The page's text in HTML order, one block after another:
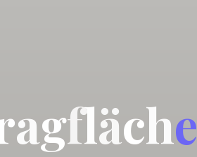
agfläche